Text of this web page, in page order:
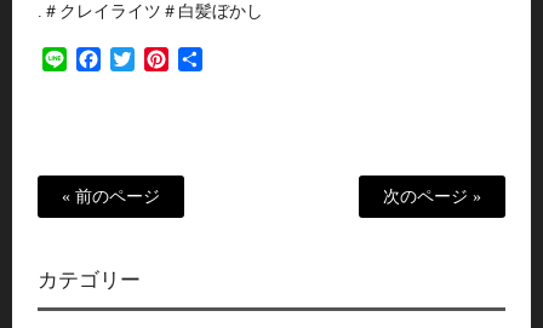
.＃クレイライツ＃白髪ぼかし
Line FacebookTwitterPinterest
« 前のページ 次のページ »
カテゴリー